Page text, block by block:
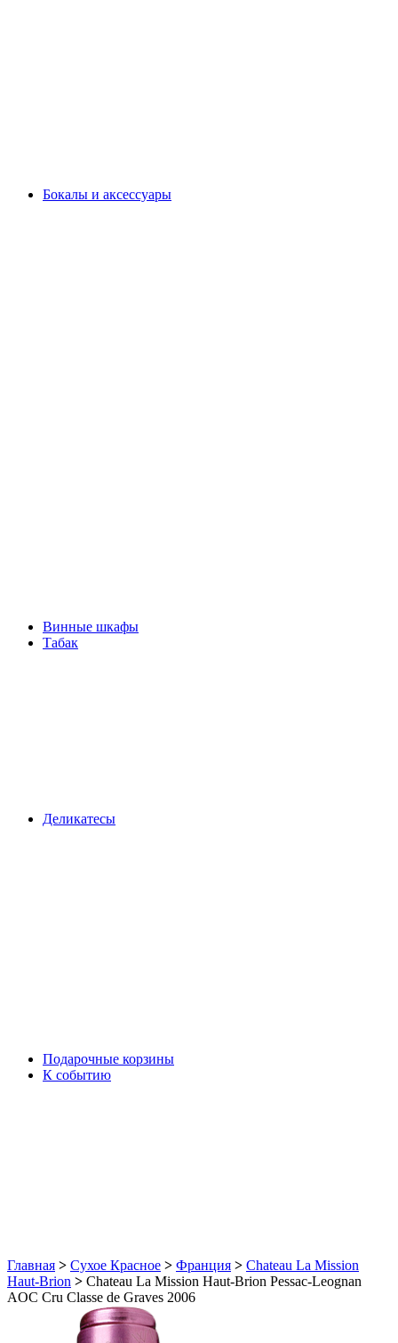
Бокалы и аксессуары
Винные шкафы
Табак
Деликатесы
Подарочные корзины
К событию
Главная > Сухое Красное > Франция > Chateau La Mission
Haut-Brion > Chateau La Mission Haut-Brion Pessac-Leognan
AOC Cru Classe de Graves 2006